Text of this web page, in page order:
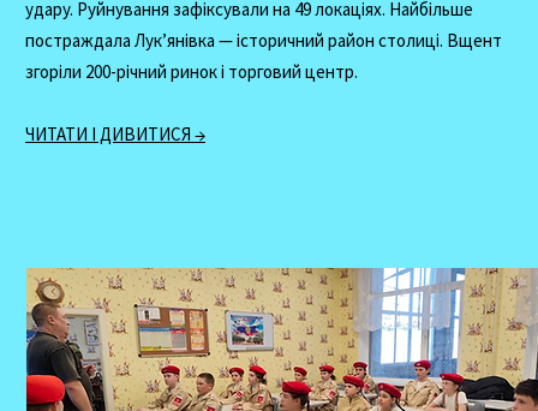
удару. Руйнування зафіксували на 49 локаціях. Найбільше
постраждала Лук’янівка — історичний район столиці. Вщент
згоріли 200-річний ринок і торговий центр.
ЧИТАТИ І ДИВИТИСЯ →